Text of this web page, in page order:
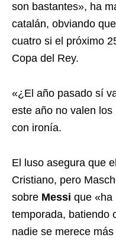
son bastantes», ha
catalán, obviando
cuatro si el próximo
Copa del Rey.
«¿El año pasado sí
este año no valen
con ironía.
El luso asegura que
Cristiano, pero
sobre Messi que «ha
temporada, batiendo
nadie se merece